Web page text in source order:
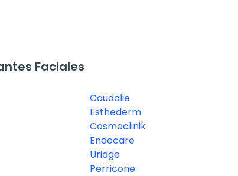
Faciales
Caudalie
Esthederm
Cosmeclinik
Endocare
Uriage
Perricone